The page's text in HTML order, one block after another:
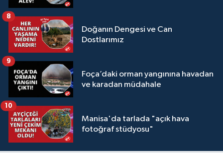
Doğanın Dengesi ve Can
Dostlarımız
8
Foça’daki orman yangınına havadan
ve karadan müdahale
9
Manisa'da tarlada "açık hava
fotoğraf stüdyosu"
10